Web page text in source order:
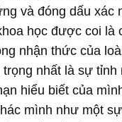
và đóng dấu xác
học được coi là
nhận thức của
trọng nhất là sự tỉnh
hiểu biết của
mình như một